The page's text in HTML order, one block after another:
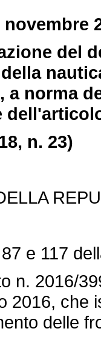
del
a norma
n. 23)
e 117
n. 2016/
2016, che
delle